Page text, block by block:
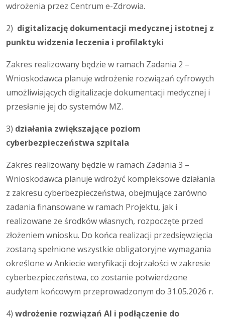
wdrożenia przez Centrum e-Zdrowia.
2) digitalizację dokumentacji medycznej istotnej z
punktu widzenia leczenia i profilaktyki
Zakres realizowany będzie w ramach Zadania 2 –
Wnioskodawca planuje wdrożenie rozwiązań cyfrowych
umożliwiających digitalizacje dokumentacji medycznej i
przesłanie jej do systemów MZ.
3) działania zwiększające poziom
cyberbezpieczeństwa szpitala
Zakres realizowany będzie w ramach Zadania 3 –
Wnioskodawca planuje wdrożyć kompleksowe działania
z zakresu cyberbezpieczeństwa, obejmujące zarówno
zadania finansowane w ramach Projektu, jak i
realizowane ze środków własnych, rozpoczęte przed
złożeniem wniosku. Do końca realizacji przedsięwzięcia
zostaną spełnione wszystkie obligatoryjne wymagania
określone w Ankiecie weryfikacji dojrzałości w zakresie
cyberbezpieczeństwa, co zostanie potwierdzone
audytem końcowym przeprowadzonym do 31.05.2026 r.
4) wdrożenie rozwiązań AI i podłączenie do